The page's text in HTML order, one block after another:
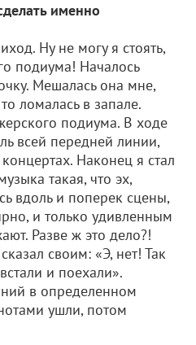
именно
Ну не могу я стоять,
подиума! Началось
Мешалась она мне,
ломалась в запале.
подиума. В ходе
всей передней линии,
Наконец я стал
такая, что эх,
вдоль и поперек сцены,
и только удивленным
Разве ж это дело?!
своим: «Э, нет! Так
и поехали».
в определенном
ушли, потом